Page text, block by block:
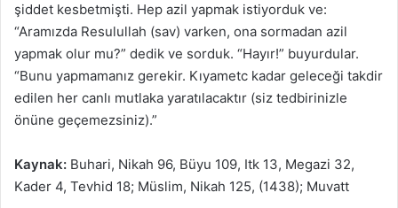
şiddet kesbetmişti. Hep azil yapmak istiyorduk ve:
“Aramızda Resulullah (sav) varken, ona sormadan azil
yapmak olur mu?” dedik ve sorduk. “Hayır!” buyurdular.
“Bunu yapmamanız gerekir. Kıyametc kadar geleceği takdir
edilen her canlı mutlaka yaratılacaktır (siz tedbirinizle
önüne geçemezsiniz).”
Kaynak: Buhari, Nikah 96, Büyu 109, Itk 13, Megazi 32,
Kader 4, Tevhid 18; Müslim, Nikah 125, (1438); Muvatt